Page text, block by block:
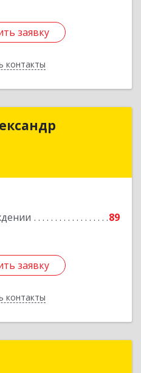
заявку
контакты
заявку
89
заявку
контакты
Александр
Подробнее
заявку